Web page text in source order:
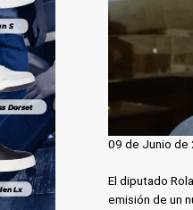
09 de Junio de
El diputado
emisión de un